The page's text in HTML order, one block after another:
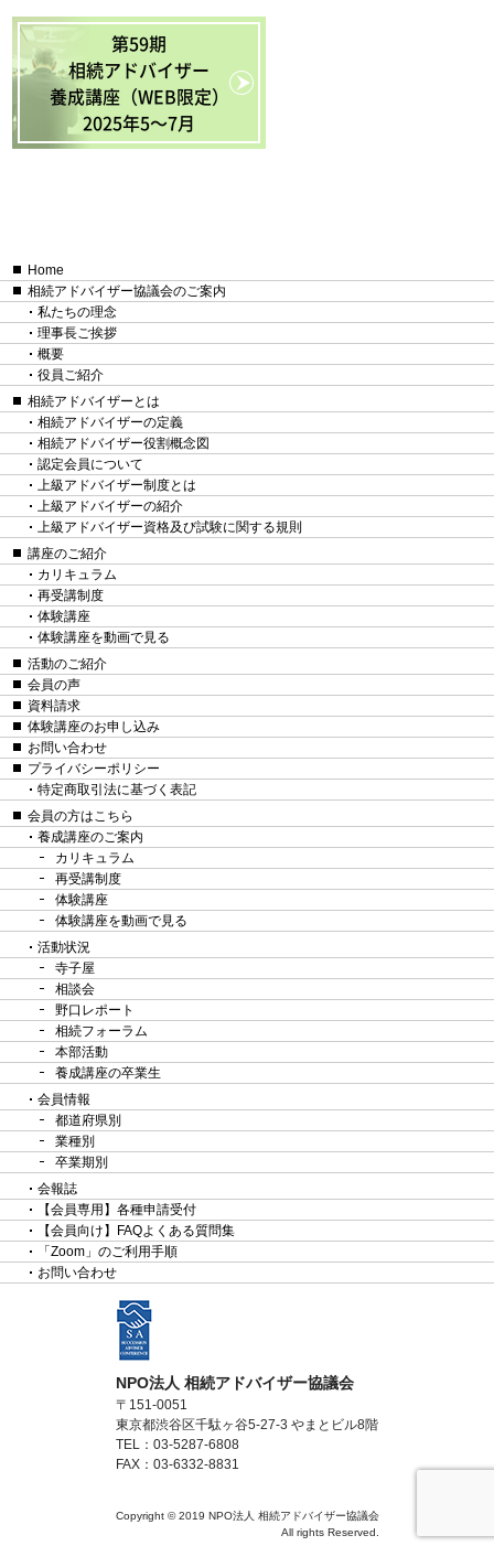
第59期
相続アドバイザー
養成講座（WEB限定）
2025年5〜7月
Home
相続アドバイザー協議会のご案内
私たちの理念
理事長ご挨拶
概要
役員ご紹介
相続アドバイザーとは
相続アドバイザーの定義
相続アドバイザー役割概念図
認定会員について
上級アドバイザー制度とは
上級アドバイザーの紹介
上級アドバイザー資格及び試験に関する規則
講座のご紹介
カリキュラム
再受講制度
体験講座
体験講座を動画で見る
活動のご紹介
会員の声
資料請求
体験講座のお申し込み
お問い合わせ
プライバシーポリシー
特定商取引法に基づく表記
会員の方はこちら
養成講座のご案内
カリキュラム
再受講制度
体験講座
体験講座を動画で見る
活動状況
寺子屋
相談会
野口レポート
相続フォーラム
本部活動
養成講座の卒業生
会員情報
都道府県別
業種別
卒業期別
会報誌
【会員専用】各種申請受付
【会員向け】FAQよくある質問集
「Zoom」のご利用手順
お問い合わせ
NPO法人 相続アドバイザー協議会
〒151-0051
東京都渋谷区千駄ヶ谷5-27-3 やまとビル8階
TEL：03-5287-6808
FAX：03-6332-8831
Copyright © 2019 NPO法人 相続アドバイザー協議会
All rights Reserved.